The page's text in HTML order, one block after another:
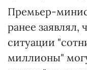
Премьер-
ранее заявлял,
ситуации
миллионы"